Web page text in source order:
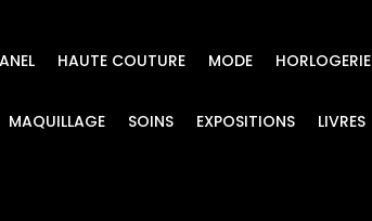
HAUTE COUTURE MODE HORLOGERIE
MAQUILLAGE SOINS EXPOSITIONS LIVRES